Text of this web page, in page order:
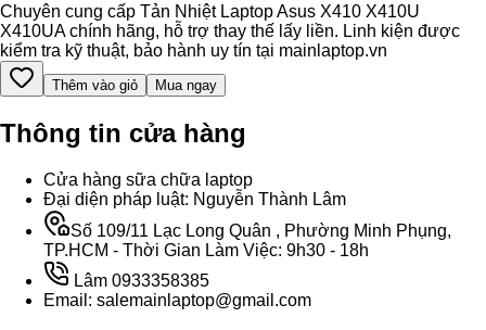
Chuyên cung cấp Tản Nhiệt Laptop Asus X410 X410U
X410UA chính hãng, hỗ trợ thay thế lấy liền. Linh kiện được
kiểm tra kỹ thuật, bảo hành uy tín tại mainlaptop.vn
Thêm vào giỏ Mua ngay
Thông tin cửa hàng
Cửa hàng sữa chữa laptop
Đại diện pháp luật: Nguyễn Thành Lâm
Số 109/11 Lạc Long Quân , Phường Minh Phụng,
TP.HCM - Thời Gian Làm Việc: 9h30 - 18h
Lâm 0933358385
Email: salemainlaptop@gmail.com